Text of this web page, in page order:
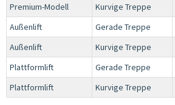
Premium-Modell
Kurvige Treppe
Außenlift
Gerade Treppe
Außenlift
Kurvige Treppe
Plattformlift
Gerade Treppe
Plattformlift
Kurvige Treppe